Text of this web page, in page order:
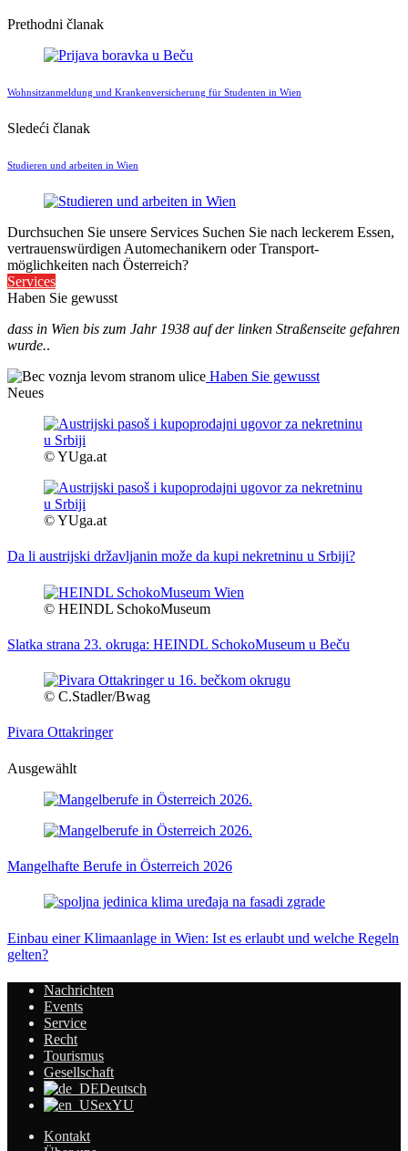
Prethodni članak
Wohnsitzanmeldung und Krankenversicherung für Studenten in Wien
Sledeći članak
Studieren und arbeiten in Wien
Durchsuchen Sie unsere Services Suchen Sie nach leckerem Essen,
vertrauenswürdigen Automechanikern oder Transport-
möglichkeiten nach Österreich?
Services
Haben Sie gewusst
dass in Wien bis zum Jahr 1938 auf der linken Straßenseite gefahren
wurde..
Haben Sie gewusst
Neues
© YUga.at
© YUga.at
Da li austrijski državljanin može da kupi nekretninu u Srbiji?
© HEINDL SchokoMuseum
Slatka strana 23. okruga: HEINDL SchokoMuseum u Beču
© C.Stadler/Bwag
Pivara Ottakringer
Ausgewählt
Mangelhafte Berufe in Österreich 2026
Einbau einer Klimaanlage in Wien: Ist es erlaubt und welche Regeln
gelten?
Nachrichten
Events
Service
Recht
Tourismus
Gesellschaft
Deutsch
exYU
Kontakt